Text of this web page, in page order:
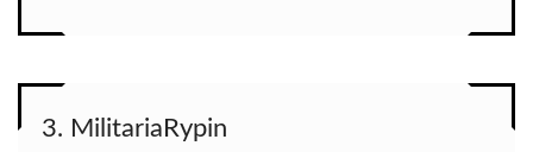
3. MilitariaRypin